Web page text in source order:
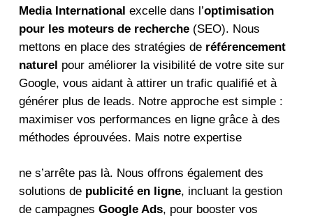
Media International excelle dans l’optimisation
pour les moteurs de recherche(SEO). Nous
mettons en place des stratégies de référencement
naturel pour améliorer la visibilité de votre site sur
Google, vous aidant à attirer un trafic qualifié et à
générer plus de leads. Notre approche est simple :
maximiser vos performances en ligne grâce à des
méthodes éprouvées. Mais notre expertise
ne s’arrête pas là. Nous offrons également des
solutions de publicité en ligne, incluant la gestion
de campagnes Google Ads, pour booster vos